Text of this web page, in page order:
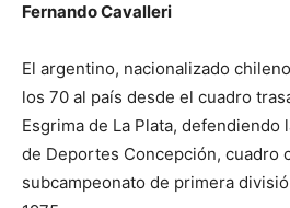
Fernando Cavalleri
El argentino, nacionalizado
los 70 al país desde el cuadro
Esgrima de La Plata, defendiendo
de Deportes Concepción, cuadro
subcampeonato de primera